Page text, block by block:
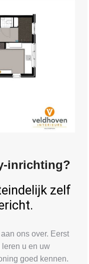
inrichting?
zelf
ons over. Eerst
u en uw
goed kennen.